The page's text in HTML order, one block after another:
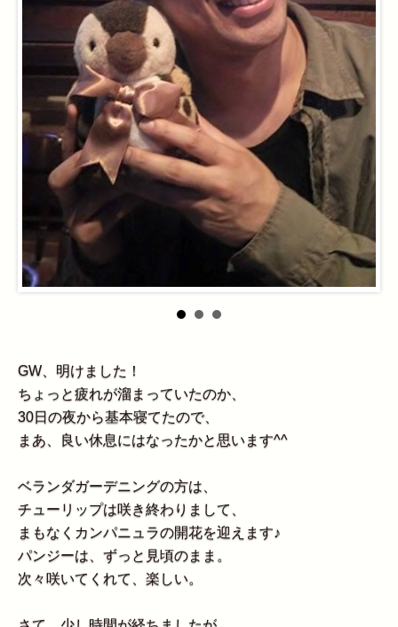
GW、明けました！
ちょっと疲れが溜まっていたのか、
30日の夜から基本寝てたので、
まあ、良い休息にはなったかと思います^^
ベランダガーデニングの方は、
チューリップは咲き終わりまして、
まもなくカンパニュラの開花を迎えます♪
パンジーは、ずっと見頃のまま。
次々咲いてくれて、楽しい。